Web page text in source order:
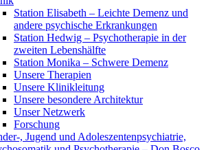
Station Elisabeth – Leichte Demenz und
andere psychische Erkrankungen
Station Hedwig – Psychotherapie in der
zweiten Lebenshälfte
Station Monika – Schwere Demenz
Unsere Therapien
Unsere Klinikleitung
Unsere besondere Architektur
Unser Netzwerk
Forschung
, Jugend und Adoleszentenpsychiatrie,